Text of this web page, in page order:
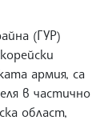
(ГУР)
армия, са
в частично
област,